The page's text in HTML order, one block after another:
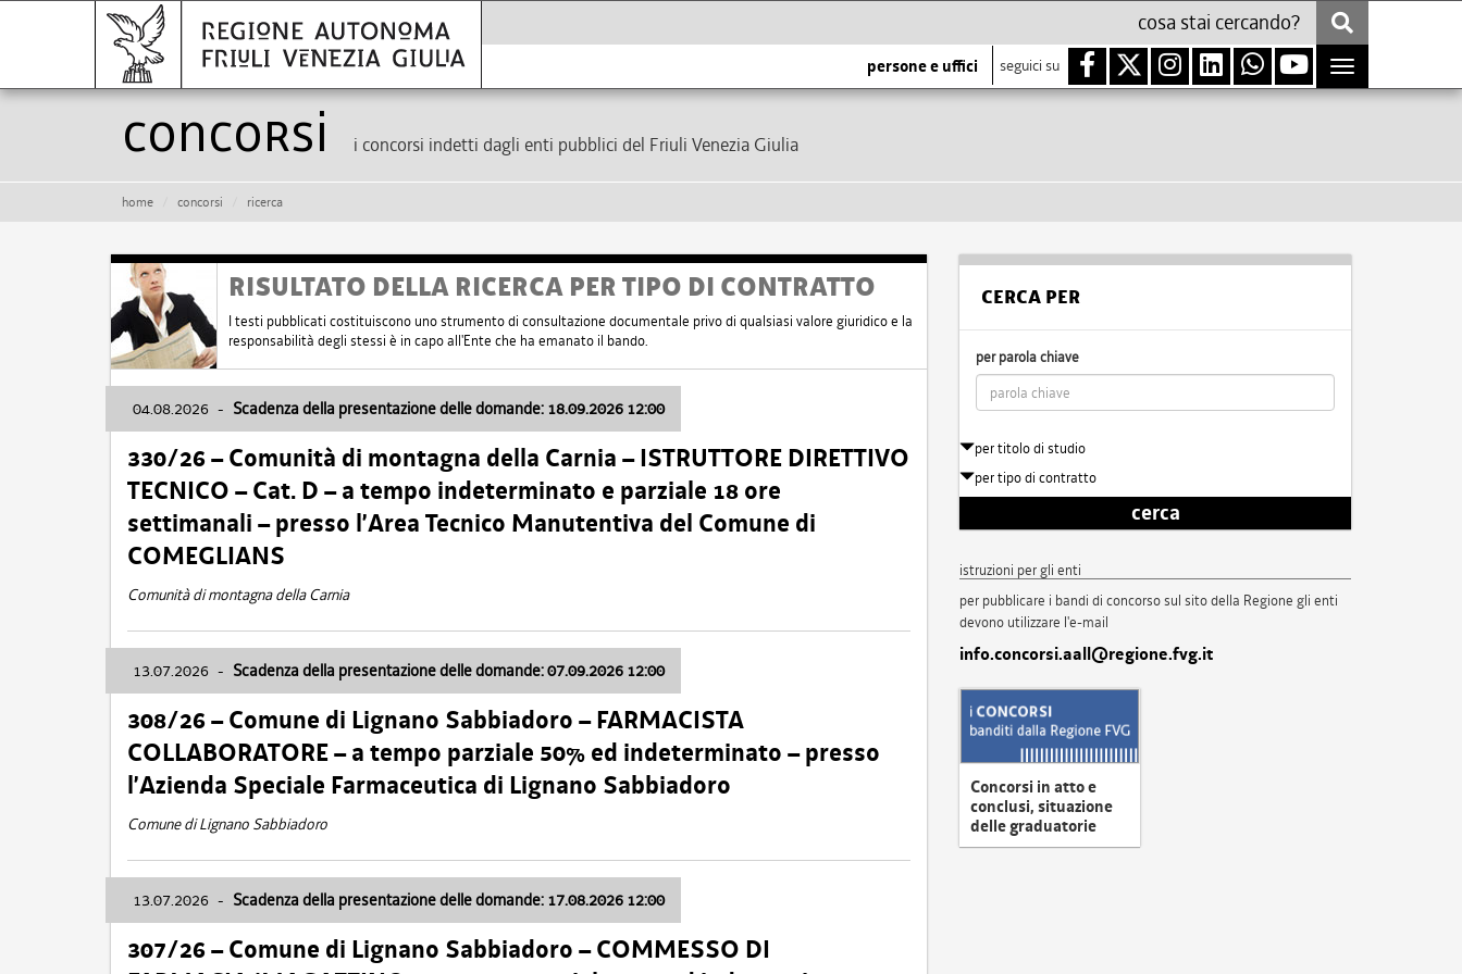
persone e uffici seguici su
Toggle
navigation
Concorsi i concorsi indetti dagli enti pubblici del Friuli Venezia Giulia
home concorsi ricerca
RISULTATO DELLA RICERCA PER TIPO DI CONTRATTO
I testi pubblicati costituiscono uno strumento di consultazione documentale privo di qualsiasi valore giuridico e la
responsabilità degli stessi è in capo all'Ente che ha emanato il bando.
04.08.2026 - Scadenza della presentazione delle domande: 18.09.2026 12:00
330/26 – Comunità di montagna della Carnia – ISTRUTTORE DIRETTIVO
TECNICO – Cat. D – a tempo indeterminato e parziale 18 ore
settimanali – presso l’Area Tecnico Manutentiva del Comune di
COMEGLIANS
Comunità di montagna della Carnia
13.07.2026 - Scadenza della presentazione delle domande: 07.09.2026 12:00
308/26 – Comune di Lignano Sabbiadoro – FARMACISTA
COLLABORATORE – a tempo parziale 50% ed indeterminato – presso
l’Azienda Speciale Farmaceutica di Lignano Sabbiadoro
Comune di Lignano Sabbiadoro
13.07.2026 - Scadenza della presentazione delle domande: 17.08.2026 12:00
307/26 – Comune di Lignano Sabbiadoro – COMMESSO DI
CERCA PER
per parola chiave
per titolo di studio
per tipo di contratto
cerca
istruzioni per gli enti
per pubblicare i bandi di concorso sul sito della Regione gli enti
devono utilizzare l'e-mail
info.concorsi.aall@regione.fvg.it
Concorsi in atto e
conclusi, situazione
delle graduatorie